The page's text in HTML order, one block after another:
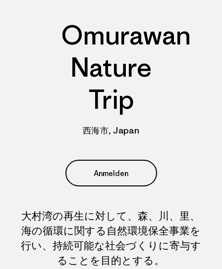
Omurawan
Nature
Trip
西海市, Japan
Anmelden
大村湾の再生に対して、森、川、里、
海の循環に関する自然環境保全事業を
行い、持続可能な社会づくりに寄与す
ることを目的とする。